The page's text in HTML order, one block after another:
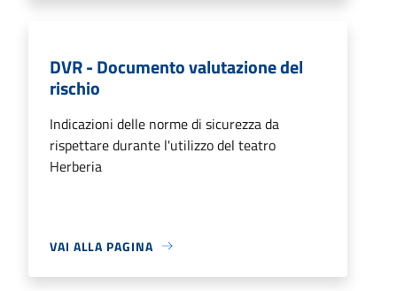
DVR - Documento valutazione del
rischio
Indicazioni delle norme di sicurezza da
rispettare durante l'utilizzo del teatro
Herberia
VAI ALLA PAGINA